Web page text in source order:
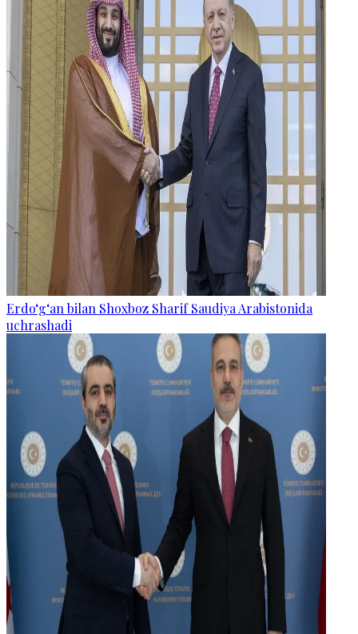
Erdo‘g‘an bilan Shoxboz Sharif Saudiya Arabistonida
uchrashadi